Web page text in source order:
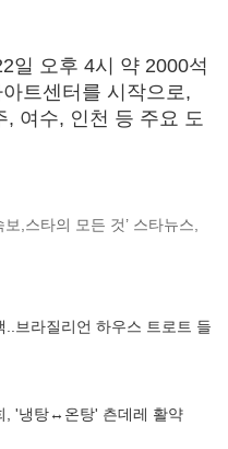
일 오후 4시 약 2000석
트센터를 시작으로,
, 여수, 인천 등 주요 도
,스타의 모든 것’ 스타뉴스,
..브라질리언 하우스 트로트 들
, '냉탕↔온탕' 츤데레 활약